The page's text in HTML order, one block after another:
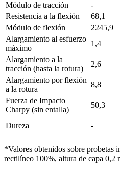
Módulo de tracción
-
Resistencia a la flexión
68,1
Módulo de flexión
2245,9
Alargamiento al esfuerzo
máximo
1,4
Alargamiento a la
tracción (hasta la rotura)
2,6
Alargamiento por flexión
a la rotura
8,8
Fuerza de Impacto
Charpy (sin entalla)
50,3
Dureza -
*Valores obtenidos sobre probetas
rectilíneo 100%, altura de capa 0,2